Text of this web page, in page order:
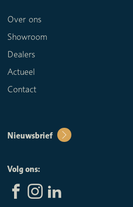
Over ons
Showroom
Dealers
Actueel
Contact
Nieuwsbrief
Volg ons: